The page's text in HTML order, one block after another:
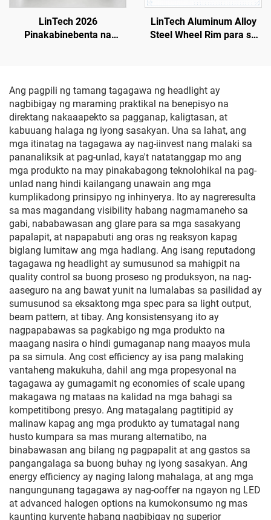
LinTech 2026
Pinakabinebenta na
1582571-SC-C
LinTech Aluminum Alloy
Steel Wheel Rim para sa
Ang pagpili ng tamang tagagawa ng headlight ay
nagbibigay ng maraming praktikal na benepisyo na
direktang nakaaapekto sa pagganap, kaligtasan, at
kabuuang halaga ng iyong sasakyan. Una sa lahat, ang
mga itinatag na tagagawa ay nag-iinvest nang malaki sa
pananaliksik at pag-unlad, kaya't natatanggap mo ang
mga produkto na may pinakabagong teknolohikal na pag-
unlad nang hindi kailangang unawain ang mga
kumplikadong prinsipyo ng inhinyerya. Ito ay nagreresulta
sa mas magandang visibility habang nagmamaneho sa
gabi, nababawasan ang glare para sa mga sasakyang
papalapit, at napapabuti ang oras ng reaksyon kapag
biglang lumitaw ang mga hadlang. Ang isang reputadong
tagagawa ng headlight ay sumusunod sa mahigpit na
quality control sa buong proseso ng produksyon, na nag-
aaseguro na ang bawat yunit na lumalabas sa pasilidad ay
sumusunod sa eksaktong mga spec para sa light output,
beam pattern, at tibay. Ang konsistensyang ito ay
nagpapabawas sa pagkabigo ng mga produkto na
maagang nasira o hindi gumaganap nang maayos mula
pa sa simula. Ang cost efficiency ay isa pang malaking
vantaheng makukuha, dahil ang mga propesyonal na
tagagawa ay gumagamit ng economies of scale upang
makagawa ng mataas na kalidad na mga bahagi sa
kompetitibong presyo. Ang matagalang pagtitipid ay
malinaw kapag ang mga produkto ay tumatagal nang
husto kumpara sa mas murang alternatibo, na
binabawasan ang bilang ng pagpapalit at ang gastos sa
pangangalaga sa buong buhay ng iyong sasakyan. Ang
energy efficiency ay naging lalong mahalaga, at ang mga
nangungunang tagagawa ay nag-ooffer na ngayon ng LED
at advanced halogen options na kumokonsumo ng mas
kaunting kuryente habang nagbibigay ng superior